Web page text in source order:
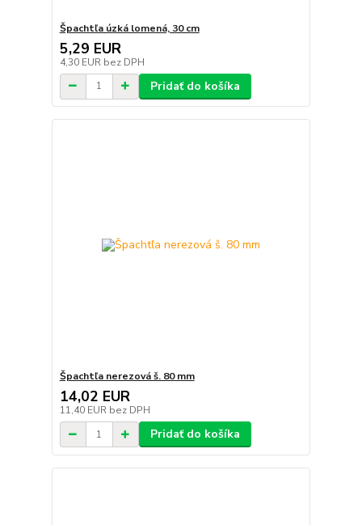
Špachtľa úzká lomená, 30 cm
5,29 EUR
4,30 EUR bez DPH
Pridať do košíka
Špachtľa nerezová š. 80 mm
14,02 EUR
11,40 EUR bez DPH
Pridať do košíka